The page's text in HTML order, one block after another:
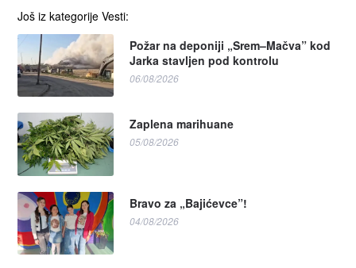
Još iz kategorije Vesti:
Požar na deponiji „Srem–Mačva” kod
Jarka stavljen pod kontrolu
06/08/2026
Zaplena marihuane
05/08/2026
Bravo za „Bajićevce”!
04/08/2026